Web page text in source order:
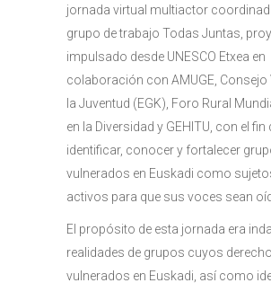
jornada virtual multiactor
grupo de trabajo Todas Juntas,
impulsado desde UNESCO Etxea en
colaboración con AMUGE, Consejo
la Juventud (EGK), Foro Rural
en la Diversidad y GEHITU, con el fin
identificar, conocer y fortalecer
vulnerados en Euskadi como
activos para que sus voces sean
El propósito de esta jornada era
realidades de grupos cuyos
vulnerados en Euskadi, así como